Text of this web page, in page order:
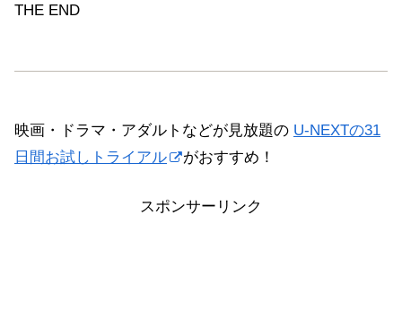
THE END
映画・ドラマ・アダルトなどが見放題の U-NEXTの31
日間お試しトライアル
がおすすめ！
スポンサーリンク